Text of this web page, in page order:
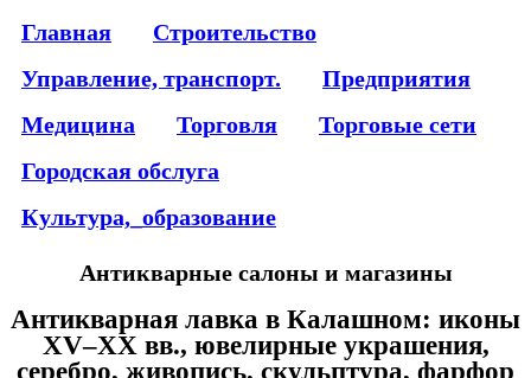
Главная
Строительство
Управление, транспорт.
Предприятия
Медицина
Торговля
Торговые сети
Городская обслуга
Культура,_образование
Антикварные салоны и магазины
Антикварная лавка в Калашном: иконы
XV–XX вв., ювелирные украшения,
серебро, живопись, скульптура, фарфор